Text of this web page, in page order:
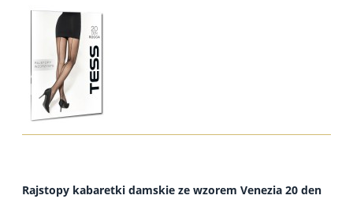
Rajstopy kabaretki damskie ze wzorem Venezia 20 den